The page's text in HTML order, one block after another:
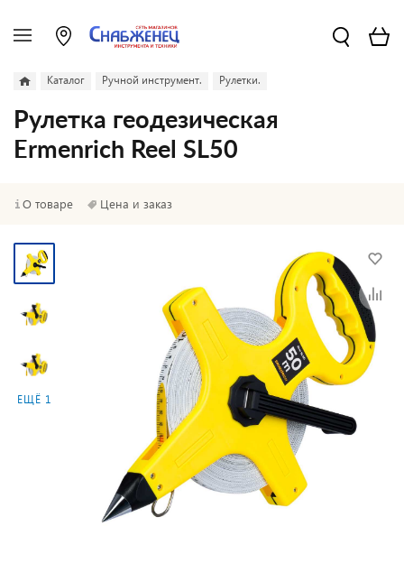
Каталог Ручной инструмент. Рулетки.
Рулетка геодезическая
Ermenrich Reel SL50
О товаре Цена и заказ
ЕЩЁ 1